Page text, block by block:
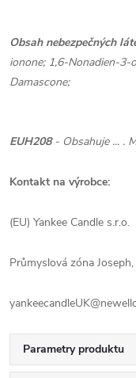
Obsah nebezpečných
ionone; 1,6-Nonadien-3-
Damascone;
EUH208- Obsahuje ... .
Kontakt na výrobce:
(EU) Yankee Candle s.r.o.
Průmyslová zóna
Parametry produktu